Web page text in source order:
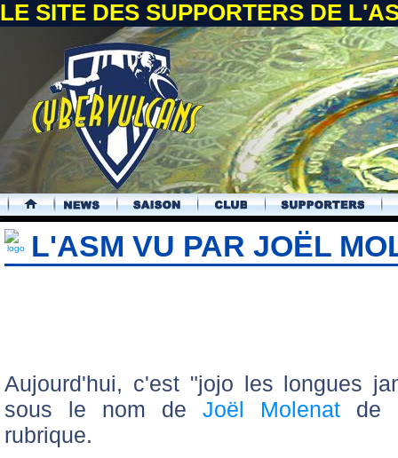
LE SITE DES SUPPORTERS DE
.
L'ASM VU PAR JOËL
Aujourd'hui, c'est "jojo les longues
sous le nom de Joël Molenat de
rubrique.